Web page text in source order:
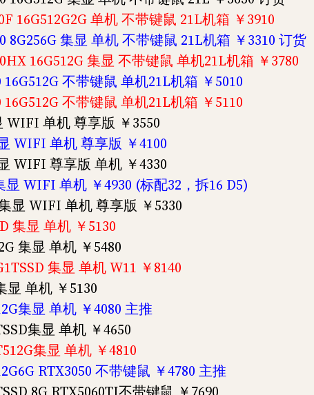
16G512G2G 单机 不带键鼠 21L机箱 ￥3910
8G256G 集显 单机 不带键鼠 21L机箱 ￥3310 订货
16G512G 集显 不带键鼠 单机21L机箱 ￥3780
不带键鼠 单机21L机箱 ￥5010
不带键鼠 单机21L机箱 ￥5110
WIFI 单机 尊享版 ￥3550
WIFI 单机 尊享版 ￥4100
WIFI 尊享版 单机 ￥4330
显 WIFI 单机 ￥4930 (标配32，拆16 D5)
显 WIFI 单机 尊享版 ￥5330
集显 单机 ￥5130
集显 单机 ￥5480
集显 单机 W11 ￥8140
显 单机 ￥5130
集显 单机 ￥4080 主推
集显 单机 ￥4650
集显 单机 ￥4810
RTX3050 不带键鼠 ￥4780 主推